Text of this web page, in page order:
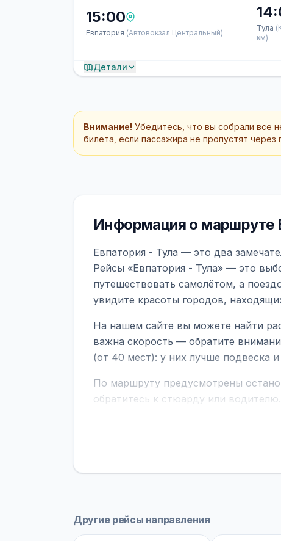
15:00
Евпатория (Автовокзал Центральный)
Тула
км)
Детали
Внимание! Убедитесь, что вы собрали все
билета, если пассажира не пропустят через
Информация о маршруте
Евпатория - Тула — это два
Рейсы «Евпатория - Тула» — это
путешествовать самолётом, а
увидите красоты городов,
На нашем сайте вы можете найти
важна скорость — обратите
(от 40 мест): у них лучше подвеска
По маршруту предусмотрены
обратитесь к стюарду или
В автобусах есть всё необходимое
устройств, вода, пледы. На
оплата производится только при
рейсов вы увидите время выезда,
Другие рейсы направления